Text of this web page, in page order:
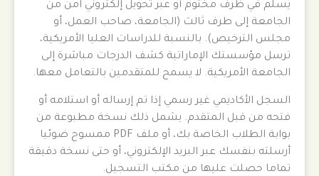
يسلم في ظرف مختوم أو عبر تحويل إلكتروني آمن من
الجامعة إلى طرف ثالث (الجامعة، صاحب العمل، أو
مجلس الترخيص). بالنسبة للدراسات العليا الأمريكية،
ترسل مؤسستك الإماراتية كشف الدرجات مباشرة إلى
الجامعة الأمريكية. لا يسمح للمتقدمين بالتعامل معها.
السجل الأكاديمي غير رسمي إذا تم إرساله أو استلامه أو
فتحه من قبل المتقدم. يشمل ذلك نسخة مطبوعة من
بوابة الطلاب الخاصة بك، أو ملف PDF ممسوح ضوئيا
أرسلته بنفسك عبر البريد الإلكتروني، أو حتى نسخة دقيقة
تماما حصلت عليها من مكتب التسجيل.